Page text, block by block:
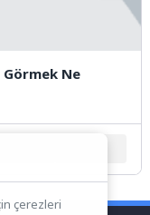
Görmek Ne
çerezleri